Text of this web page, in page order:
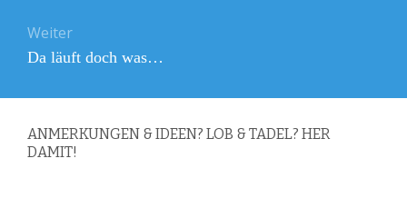
Weiter
Nächster
Da läuft doch was…
ANMERKUNGEN & IDEEN? LOB & TADEL? HER
DAMIT!